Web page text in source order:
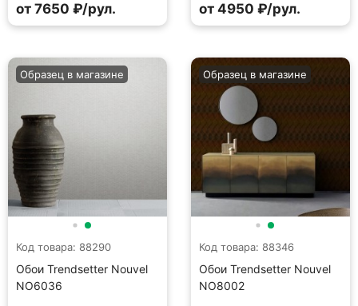
от 7650 ₽/рул. от 4950 ₽/рул.
Код товара: 88290
Обои Trendsetter Nouvel
NO6036
Образец в магазине
Код товара: 88346
Обои Trendsetter Nouvel
NO8002
Образец в магазине